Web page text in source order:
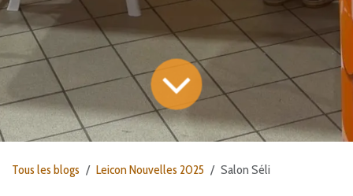
Tous les blogs Leicon Nouvelles 2025 Salon Séli